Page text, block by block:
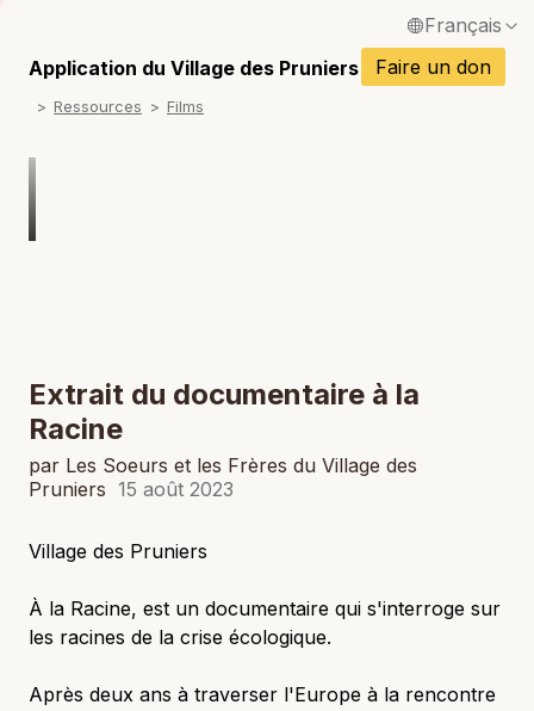
Français
English / Anglais
Application du Village des Pruniers Faire un don
Ressources Films
Extrait du documentaire à la
Racine
par Les Soeurs et les Frères du Village des
Pruniers 15 août 2023
Village des Pruniers
À la Racine, est un documentaire qui s'interroge sur
les racines de la crise écologique.
Après deux ans à traverser l'Europe à la rencontre